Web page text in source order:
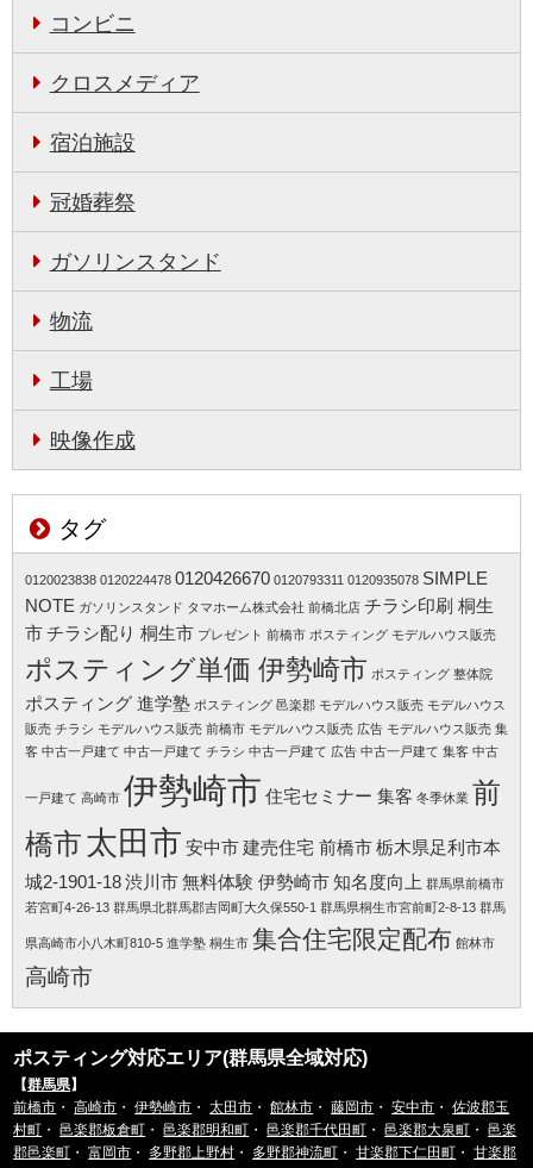
コンビニ
クロスメディア
宿泊施設
冠婚葬祭
ガソリンスタンド
物流
工場
映像作成
タグ
0120023838 0120224478 0120426670 0120793311 0120935078 SIMPLE
NOTE ガソリンスタンド タマホーム株式会社 前橋北店 チラシ印刷 桐生
市チラシ配り 桐生市 プレゼント 前橋市 ポスティング モデルハウス販売
ポスティング単価 伊勢崎市 ポスティング 整体院
ポスティング 進学塾 ポスティング 邑楽郡 モデルハウス販売 モデルハウス
販売 チラシ モデルハウス販売 前橋市 モデルハウス販売 広告 モデルハウス販売 集
客 中古一戸建て 中古一戸建て チラシ 中古一戸建て 広告 中古一戸建て 集客 中古
一戸建て 高崎市 伊勢崎市 住宅セミナー 集客 冬季休業 前
橋市太田市 安中市建売住宅 前橋市栃木県足利市本
城2-1901-18渋川市無料体験 伊勢崎市知名度向上 群馬県前橋市
若宮町4-26-13 群馬県北群馬郡吉岡町大久保550-1 群馬県桐生市宮前町2-8-13 群馬
県高崎市小八木町810-5 進学塾 桐生市 集合住宅限定配布 館林市
高崎市
ポスティング対応エリア(群馬県全域対応)
【群馬県】
前橋市 ・高崎市 ・伊勢崎市 ・太田市 ・館林市 ・藤岡市 ・安中市 ・佐波郡玉
村町 ・邑楽郡板倉町 ・邑楽郡明和町 ・邑楽郡千代田町 ・邑楽郡大泉町 ・邑楽
郡邑楽町 ・富岡市 ・ 多野郡上野村 ・ 多野郡神流町 ・甘楽郡下仁田町 ・甘楽郡